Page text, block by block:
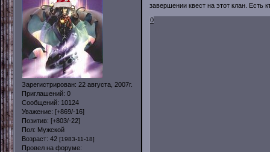
Зарегистрирован: 22 августа, 2007г.
Приглашений: 0
Сообщений: 10124
Уважение: [+869/-16]
Позитив: [+803/-22]
Пол: Мужской
Возраст: 42 [1983-11-18]
Провел на форуме:
завершении квест на этот клан. Есть
0